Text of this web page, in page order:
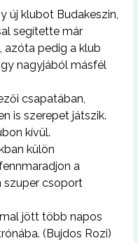
új klubot Budakeszin,
segítette már
azóta pedig a klub
nagyjából másfél
csapatában,
is szerepet játszik.
kívül.
külön
a
szuper csoport
jött több napos
(Bujdos Rozi)